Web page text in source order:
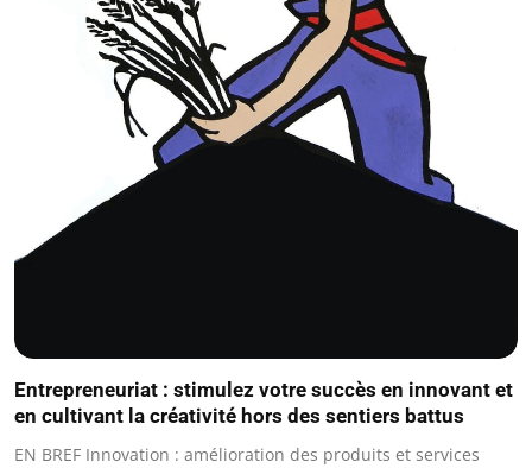
Entrepreneuriat : stimulez votre succès en innovant et
en cultivant la créativité hors des sentiers battus
EN BREF Innovation : amélioration des produits et services